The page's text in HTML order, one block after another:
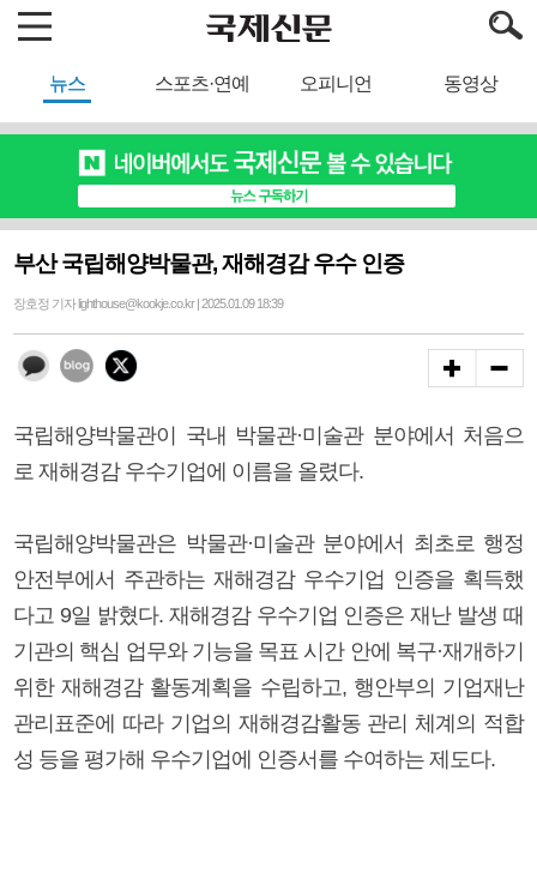
뉴스 스포츠·연예 오피니언 동영상
부산 국립해양박물관, 재해경감 우수 인증
장호정 기자 lighthouse@kookje.co.kr | 2025.01.09 18:39
국립해양박물관이 국내 박물관·미술관 분야에서 처음으
로 재해경감 우수기업에 이름을 올렸다.
국립해양박물관은 박물관·미술관 분야에서 최초로 행정
안전부에서 주관하는 재해경감 우수기업 인증을 획득했
다고 9일 밝혔다. 재해경감 우수기업 인증은 재난 발생 때
기관의 핵심 업무와 기능을 목표 시간 안에 복구·재개하기
위한 재해경감 활동계획을 수립하고, 행안부의 기업재난
관리표준에 따라 기업의 재해경감활동 관리 체계의 적합
성 등을 평가해 우수기업에 인증서를 수여하는 제도다.